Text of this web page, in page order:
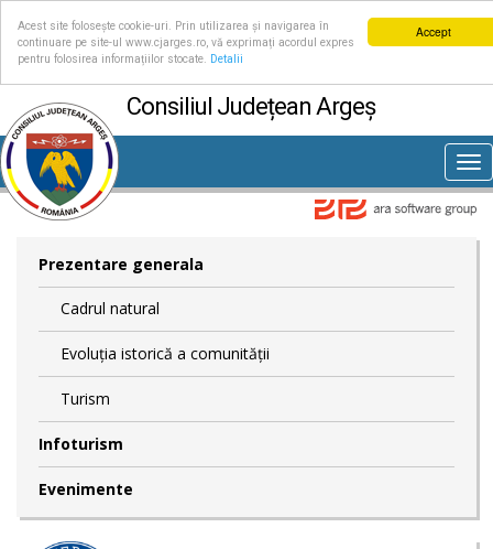
Accept
Acest site folosește cookie-uri. Prin utilizarea și navigarea în
continuare pe site-ul www.cjarges.ro, vă exprimați acordul expres
pentru folosirea informațiilor stocate.
Detalii
Consiliul Județean Argeș
Prezentare generala
Cadrul natural
Evoluția istorică a comunității
Turism
Infoturism
Evenimente